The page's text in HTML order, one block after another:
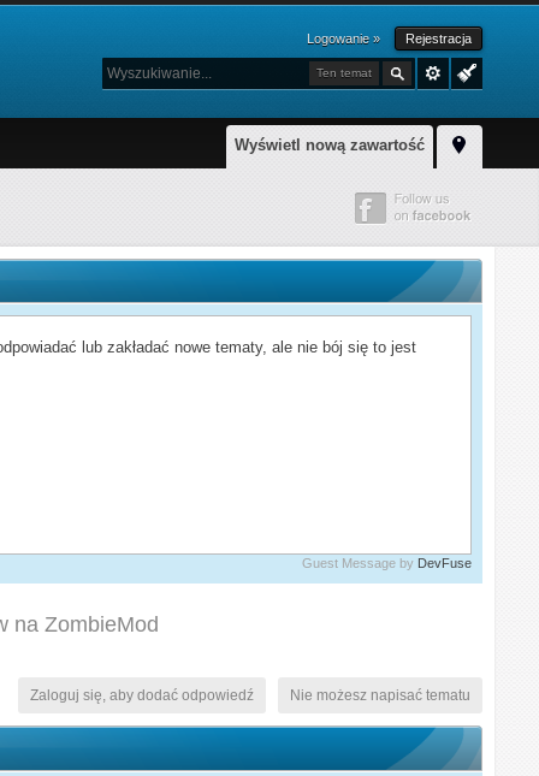
Logowanie » Rejestracja
Ten temat
Wyświetl nową zawartość
lub zakładać nowe tematy, ale nie bój się to jest
Guest Message by DevFuse
na ZombieMod
Nie możesz napisać tematu
Zaloguj się, aby dodać odpowiedź